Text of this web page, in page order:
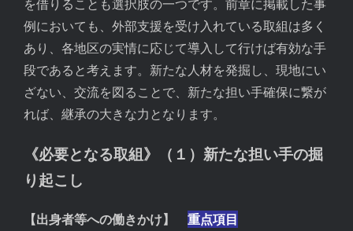
を借りることも選択肢の一つです。前章に掲載した事
例においても、外部支援を受け入れている取組は多く
あり、各地区の実情に応じて導入して行けば有効な手
段であると考えます。新たな人材を発掘し、現地にい
ざない、交流を図ることで、新たな担い手確保に繋が
れば、継承の大きな力となります。
《必要となる取組》（１）新たな担い手の掘
り起こし
【出身者等への働きかけ】 重点項目